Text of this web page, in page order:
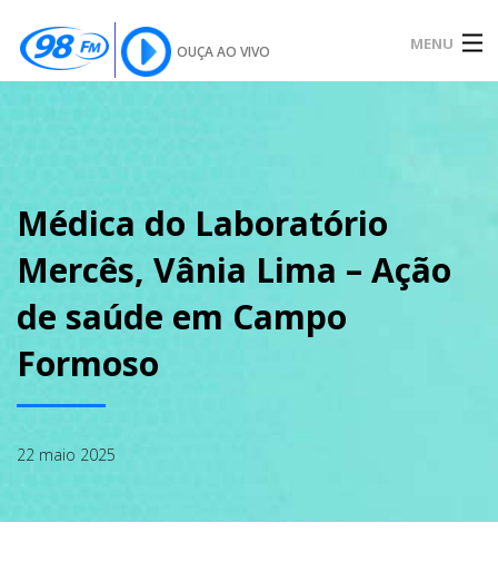
OUÇA AO VIVO MENU
SOBRE
PODCAST
GALERIA
Médica do Laboratório
Mercês, Vânia Lima – Ação
de saúde em Campo
Formoso
22 maio 2025